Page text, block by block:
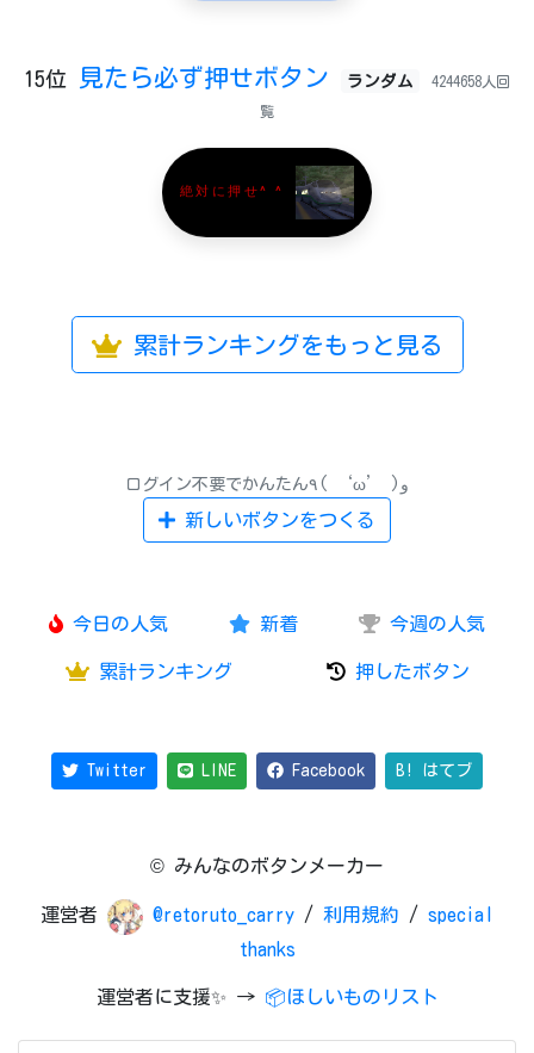
15位 見たら必ず押せボタン ランダム 4244658人回
覧
絶対に押せ^ ^
累計ランキングをもっと見る
ログイン不要でかんたん٩( ‘ω’ )و
新しいボタンをつくる
今日の人気 新着 今週の人気
累計ランキング 押したボタン
Twitter LINE Facebook B! はてブ
© みんなのボタンメーカー
運営者 @retoruto_carry / 利用規約 / special
thanks
運営者に支援✨ → 📦ほしいものリスト